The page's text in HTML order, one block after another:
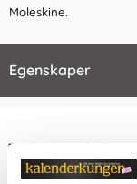
Moleskine.
Egenskaper
Relaterade